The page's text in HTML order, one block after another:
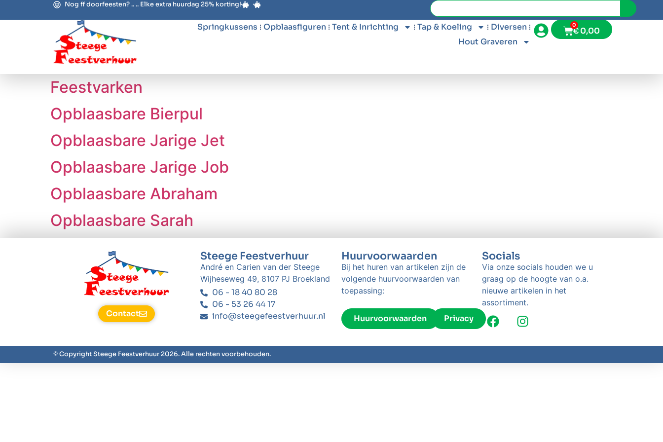
Nog ff doorfeesten? .. .. Elke extra huurdag 25% korting!
Springkussens Opblaasfiguren Tent & Inrichting Tap & Koeling
Diversen
Hout Graveren
€0,00
0
Feestvarken
Opblaasbare Bierpul
Opblaasbare Jarige Jet
Opblaasbare Jarige Job
Opblaasbare Abraham
Opblaasbare Sarah
Contact
Steege Feestverhuur
André en Carien van der Steege
Wijheseweg 49, 8107 PJ Broekland
06 - 18 40 80 28
06 - 53 26 44 17
info@steegefeestverhuur.nl
Huurvoorwaarden
Bij het huren van artikelen zijn de
volgende huurvoorwaarden van
toepassing:
Huurvoorwaarden Privacy
Socials
Via onze socials houden we u
graag op de hoogte van o.a.
nieuwe artikelen in het
assortiment.
© Copyright Steege Feestverhuur 2026. Alle rechten voorbehouden.